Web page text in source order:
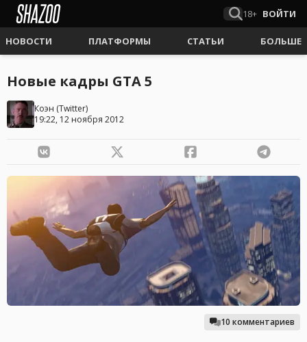
18+ ВОЙТИ
НОВОСТИ ПЛАТФОРМЫ СТАТЬИ БОЛЬШЕ
Новые кадры GTA 5
Коэн (Twitter)
19:22, 12 ноября 2012
10 комментариев